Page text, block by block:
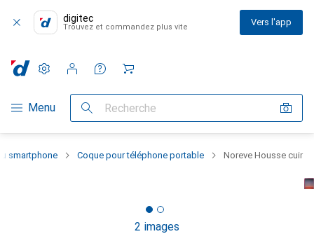
digitec
Trouvez et commandez plus vite Vers l'app
Navigation par catégorie
Menu Recherche
Paramètres
Compte client
Listes de comparaison
Listes d'envies
Panier
smartphone Coque pour téléphone portable Noreve Housse cuir
2 images